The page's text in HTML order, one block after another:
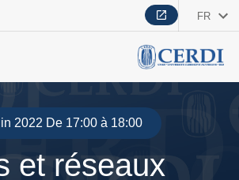
FR
2022 De 17:00 à 18:00
et réseaux